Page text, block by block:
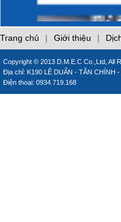
bạn
bếp
CÁO LỖI
Trang chủ | Giới thiệu |
Copyright © 2013 D.M.E.C Co.,Ltd, All
Địa chỉ: K190 LÊ DUẨN - TÂN CHÍNH
Điện thoại: 0934.719.168